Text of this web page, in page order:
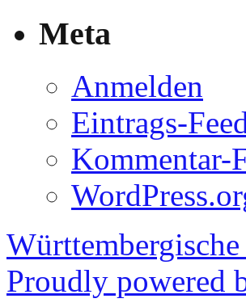
Meta
Anmelden
Eintrags-
Kommentar-
Proudly powered